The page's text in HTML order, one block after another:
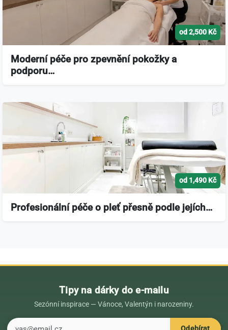
od 2,500 Kč
Moderní péče pro zpevnění pokožky a
podporu…
od 1,490 Kč
Profesionální péče o pleť přesně podle jejích…
Tipy na dárky do e-mailu
Sezónní inspirace — Vánoce, Valentýn i narozeniny.